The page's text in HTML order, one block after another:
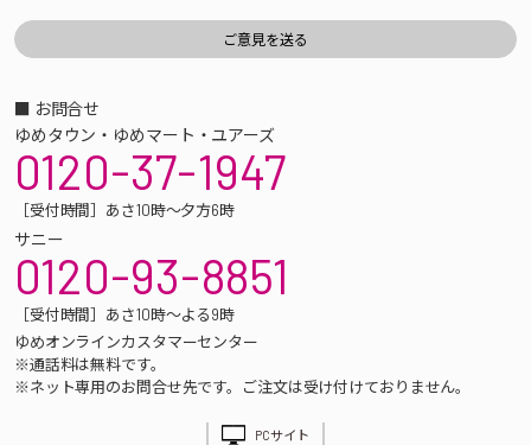
■ お問合せ
ゆめタウン・ゆめマート・ユアーズ
0120-37-1947
［受付時間］あさ10時～夕方6時
サニー
0120-93-8851
［受付時間］あさ10時～よる9時
ゆめオンラインカスタマーセンター
※通話料は無料です。
※ネット専用のお問合せ先です。ご注文は受け付けておりません。
PCサイト